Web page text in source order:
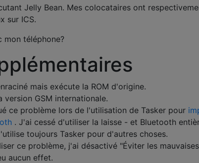
Jelly Bean. Mes colocataires ont
sur ICS.
mon téléphone?
mais exécute la ROM d'origine.
version GSM internationale.
ce problème lors de l'utilisation de Tasker pour
. J'ai cessé d'utiliser la laisse - et Bluetooth
toujours Tasker pour d'autres choses.
ce problème, j'ai désactivé "Éviter les
aucun effet.